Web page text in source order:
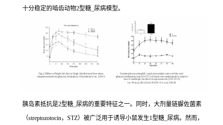
十分稳定的啮齿动物2型糖_尿病模型。
胰岛素抵抗是2型糖_尿病的重要特征之一。同时，大剂量链脲佐菌素
（streptozotocin，STZ）被广泛用于诱导小鼠发生1型糖_尿病。然而，